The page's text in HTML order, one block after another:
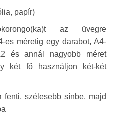
papír)
az üvegre
es méretig egy darabot, A4-
és annál nagyobb méret
két fő használjon két-két
szélesebb sínbe, majd